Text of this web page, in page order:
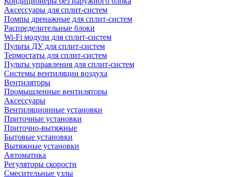
Аксессуары для сплит-систем
Помпы дренажные для сплит-систем
Распределительные блоки
Wi-Fi модули для сплит-систем
Пульты ДУ для сплит-систем
Термостаты для сплит-систем
Пульты управления для сплит-систем
Системы вентиляции воздуха
Вентиляторы
Промышленные вентиляторы
Аксессуары
Вентиляционные установки
Приточные установки
Приточно-вытяжные
Бытовые установки
Вытяжные установки
Автоматика
Регуляторы скорости
Смесительные узлы